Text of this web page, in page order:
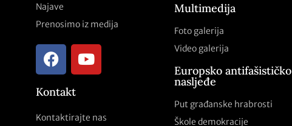
Najave
Prenosimo iz medija
Kontakt
Kontaktirajte nas
Multimedija
Foto galerija
Video galerija
Europsko antifašističko
nasljeđe
Put građanske hrabrosti
Škole demokracije